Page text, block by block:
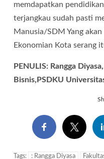
memdapatkan
terjangkau sudah pasti
Manusia/SDM Yang
Ekonomian Kota serang
PENULIS: Rangga
Bisnis,PSDKU
Tags: : Rangga Diyasa